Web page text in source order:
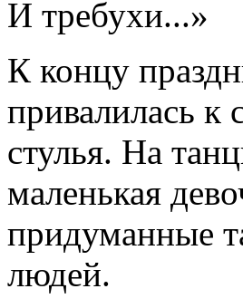
И требухи...»
К концу
привалилась к
стулья. На
маленькая
придуманные
людей.